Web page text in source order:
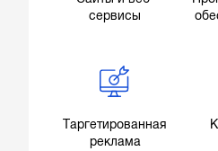
сервисы
Таргетированная
реклама